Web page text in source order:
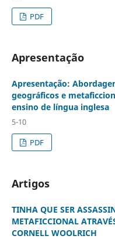
PDF
Apresentação
Apresentação:
geográficos e
ensino de língua inglesa
5-10
PDF
Artigos
TINHA QUE SER
METAFICCIONAL
CORNELL WOOLRICH